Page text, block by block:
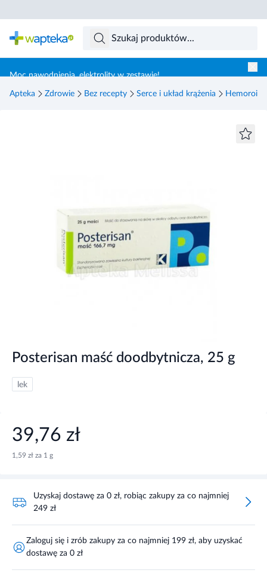
Moc nawodnienia, elektrolity w zestawie!
Apteka Zdrowie Bez recepty Serce i układ krążenia Hemoroidy
Posterisan maść doodbytnicza, 25 g
lek
39,76 zł
1,59 zł za 1 g
Uzyskaj dostawę za 0 zł, robiąc zakupy za co najmniej
249 zł
Zaloguj się i zrób zakupy za co najmniej 199 zł, aby uzyskać
dostawę za 0 zł